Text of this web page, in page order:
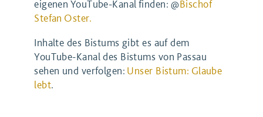
eigenen YouTube-Kanal finden: @Bischof
Stefan Oster.
Inhalte des Bistums gibt es auf dem
YouTube-Kanal des Bistums von Passau
sehen und verfolgen: Unser Bistum: Glaube
lebt.